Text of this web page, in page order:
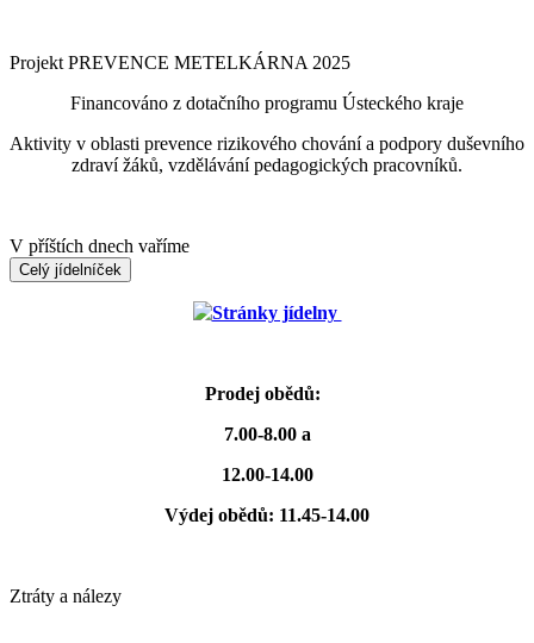
Projekt PREVENCE METELKÁRNA 2025
Financováno z dotačního programu Ústeckého kraje
Aktivity v oblasti prevence rizikového chování a podpory duševního
zdraví žáků, vzdělávání pedagogických pracovníků.
V příštích dnech vaříme
Celý jídelníček
Stránky jídelny
Prodej obědů:
7.00-8.00 a
12.00-14.00
Výdej obědů: 11.45-14.00
Ztráty a nálezy